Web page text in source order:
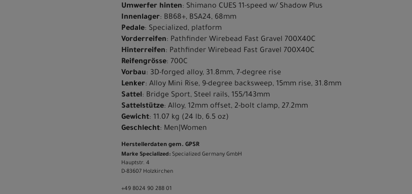
Umwerfer hinten: Shimano CUES 11-speed w/ Shadow Plus
Innenlager: BB68+, BSA24, 68mm
Pedale: Specialized, platform
Vorderreifen: Pathfinder Wirebead Fast Gravel 700X40C
Hinterreifen: Pathfinder Wirebead Fast Gravel 700X40C
Reifengrösse: 700C
Vorbau: 3D-forged alloy, 31.8mm, 7-degree rise
Lenker: Alloy Mini Rise, 9-degree backsweep, 15mm rise, 31.8mm
Sattel: Bridge Sport, Steel rails, 155/143mm
Sattelstütze: Alloy, 12mm offset, 2-bolt clamp, 27.2mm
Gewicht: 11.07 kg (24 lb, 6.5 oz)
Geschlecht: Men|Women
Herstellerdaten gem. GPSR
Marke Specialized: Specialized Germany GmbH
Hauptstr. 4
D-83607 Holzkirchen
+49 8024 90 288 01